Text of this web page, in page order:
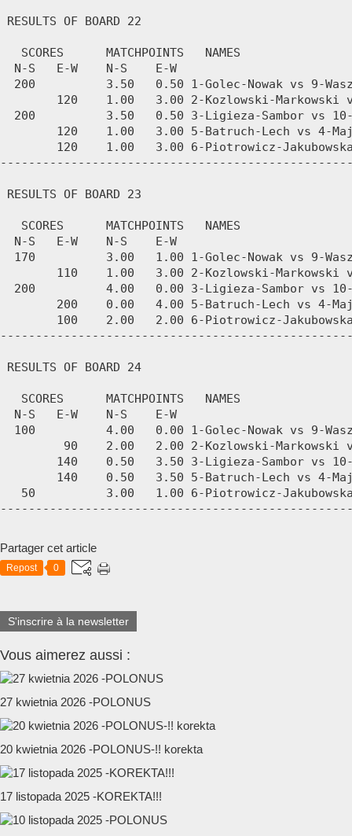
Partager cet article
Repost 0
S'inscrire à la newsletter
Vous aimerez aussi :
27 kwietnia 2026 -POLONUS
20 kwietnia 2026 -POLONUS-!! korekta
17 listopada 2025 -KOREKTA!!!